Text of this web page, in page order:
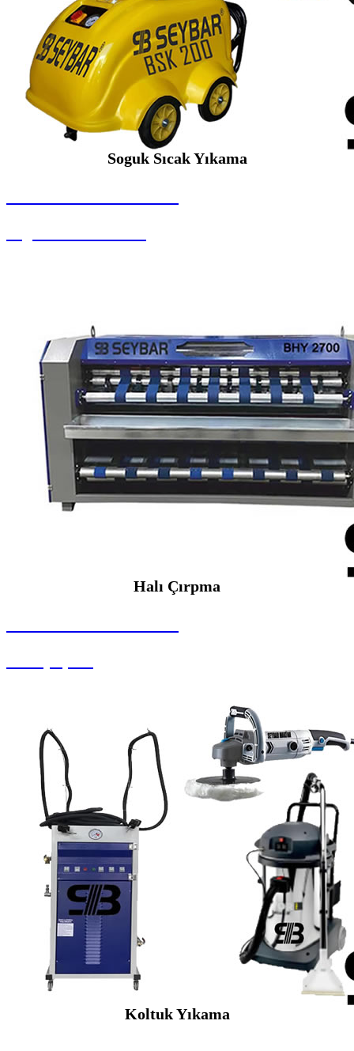
Soguk Sıcak Yıkama
Halı Çırpma
Koltuk Yıkama